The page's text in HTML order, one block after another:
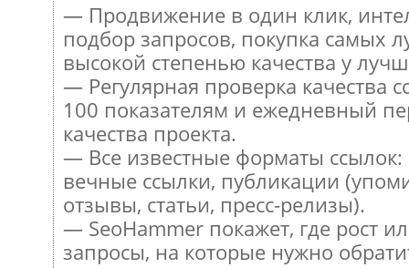
— Продвижение в один клик,
подбор запросов, покупка самых
высокой степенью качества у
— Регулярная проверка качества
100 показателям и ежедневный
качества проекта.
— Все известные форматы
вечные ссылки, публикации
отзывы, статьи, пресс-релизы).
— SeoHammer покажет, где рост
запросы, на которые нужно